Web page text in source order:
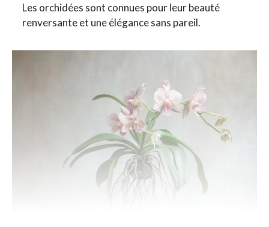
Les orchidées sont connues pour leur beauté
renversante et une élégance sans pareil.